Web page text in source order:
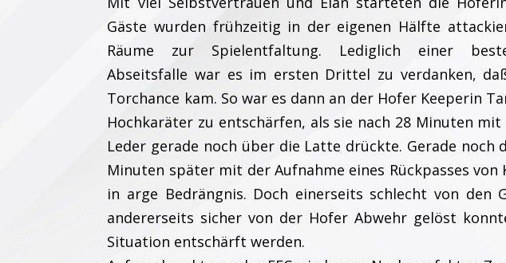
Gäste wurden frühzeitig in der eigenen Hälfte
Räume zur Spielentfaltung. Lediglich einer
Abseitsfalle war es im ersten Drittel zu verdanken,
Torchance kam. So war es dann an der Hofer Keeperin
Hochkaräter zu entschärfen, als sie nach 28 Minuten
Leder gerade noch über die Latte drückte. Gerade noch
Minuten später mit der Aufnahme eines Rückpasses
in arge Bedrängnis. Doch einerseits schlecht von den
andererseits sicher von der Hofer Abwehr gelöst
Situation entschärft werden.